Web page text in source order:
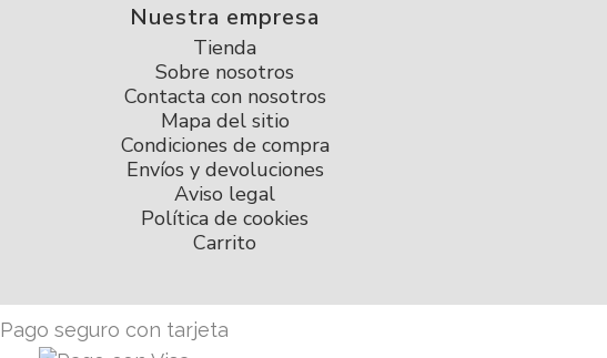
Nuestra empresa
Tienda
Sobre nosotros
Contacta con nosotros
Mapa del sitio
Condiciones de compra
Envíos y devoluciones
Aviso legal
Política de cookies
Carrito
Pago seguro con tarjeta